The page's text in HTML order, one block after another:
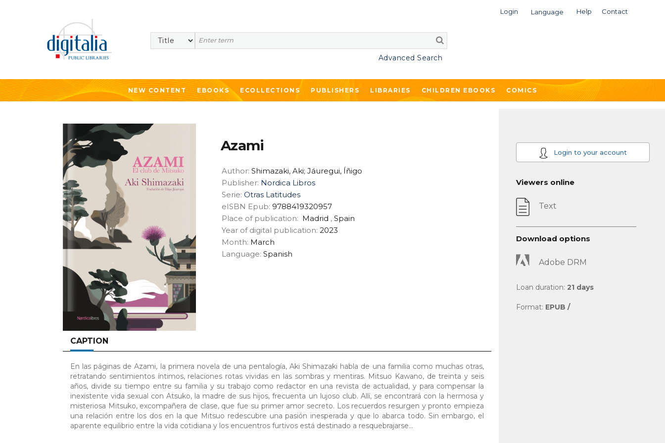
Login Language Help Contact
Search
Advanced Search
NEW CONTENT EBOOKS ECOLLECTIONS PUBLISHERS LIBRARIES CHILDREN EBOOKS COMICS
Azami
Author: Shimazaki, Aki; Jáuregui, Íñigo
Publisher: Nordica Libros
Serie: Otras Latitudes
eISBN Epub: 9788419320957
Place of publication: Madrid , Spain
Year of digital publication: 2023
Month: March
Language: Spanish
CAPTION
En las páginas de Azami, la primera novela de una pentalogía, Aki Shimazaki habla de una familia como muchas otras,
retratando sentimientos íntimos, relaciones rotas vividas en las sombras y mentiras. Mitsuo Kawano, de treinta y seis
años, divide su tiempo entre su familia y su trabajo como redactor en una revista de actualidad, y para compensar la
inexistente vida sexual con Atsuko, la madre de sus hijos, frecuenta un lujoso club. Allí, se encontrará con la hermosa y
misteriosa Mitsuko, excompañera de clase, que fue su primer amor secreto. Los recuerdos resurgen y pronto empieza
una relación entre los dos en la que Mitsuo redescubre una pasión inesperada y que lo abarca todo. Sin embargo, el
aparente equilibrio entre la vida cotidiana y los encuentros furtivos está destinado a resquebrajarse…
Login to your account
Viewers online
Text
Download options
Adobe DRM
Loan duration: 21 days
Format: EPUB /